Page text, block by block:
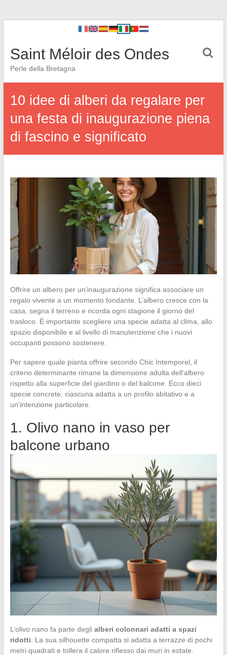
Saint Méloir des Ondes
Perle della Bretagna
10 idee di alberi da regalare per
una festa di inaugurazione piena
di fascino e significato
Offrire un albero per un’inaugurazione significa associare un
regalo vivente a un momento fondante. L’albero cresce con la
casa, segna il terreno e ricorda ogni stagione il giorno del
trasloco. È importante scegliere una specie adatta al clima, allo
spazio disponibile e al livello di manutenzione che i nuovi
occupanti possono sostenere.
Per sapere quale pianta offrire secondo Chic Intemporel, il
criterio determinante rimane la dimensione adulta dell’albero
rispetto alla superficie del giardino o del balcone. Ecco dieci
specie concrete, ciascuna adatta a un profilo abitativo e a
un’intenzione particolare.
1. Olivo nano in vaso per
balcone urbano
L’olivo nano fa parte degli alberi colonnari adatti a spazi
ridotti . La sua silhouette compatta si adatta a terrazze di pochi
metri quadrati e tollera il calore riflesso dai muri in estate.